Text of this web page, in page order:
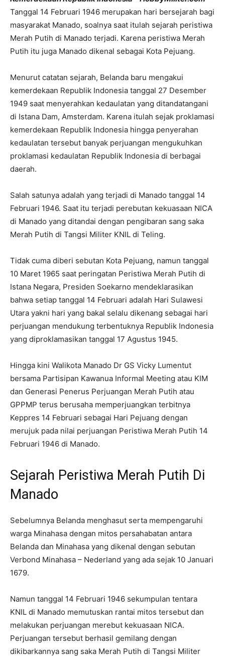
Tanggal 14 Februari 1946 merupakan hari bersejarah bagi
masyarakat Manado, soalnya saat itulah sejarah peristiwa
Merah Putih di Manado terjadi. Karena peristiwa Merah
Putih itu juga Manado dikenal sebagai Kota Pejuang.
Menurut catatan sejarah, Belanda baru mengakui
kemerdekaan Republik Indonesia tanggal 27 Desember
1949 saat menyerahkan kedaulatan yang ditandatangani
di Istana Dam, Amsterdam. Karena itulah sejak proklamasi
kemerdekaan Republik Indonesia hingga penyerahan
kedaulatan tersebut banyak perjuangan mengukuhkan
proklamasi kedaulatan Republik Indonesia di berbagai
daerah.
Salah satunya adalah yang terjadi di Manado tanggal 14
Februari 1946. Saat itu terjadi perebutan kekuasaan NICA
di Manado yang ditandai dengan pengibaran sang saka
Merah Putih di Tangsi Militer KNIL di Teling.
Tidak cuma diberi sebutan Kota Pejuang, namun tanggal
10 Maret 1965 saat peringatan Peristiwa Merah Putih di
Istana Negara, Presiden Soekarno mendeklarasikan
bahwa setiap tanggal 14 Februari adalah Hari Sulawesi
Utara yakni hari yang bakal selalu dikenang sebagai hari
perjuangan mendukung terbentuknya Republik Indonesia
yang diproklamasikan tanggal 17 Agustus 1945.
Hingga kini Walikota Manado Dr GS Vicky Lumentut
bersama Partisipan Kawanua Informal Meeting atau KIM
dan Generasi Penerus Perjuangan Merah Putih atau
GPPMP terus berusaha memperjuangkan terbitnya
Keppres 14 Februari sebagai Hari Pejuang dengan
merujuk pada nilai perjuangan Peristiwa Merah Putih 14
Februari 1946 di Manado.
Sejarah Peristiwa Merah Putih Di
Manado
Sebelumnya Belanda menghasut serta mempengaruhi
warga Minahasa dengan mitos persahabatan antara
Belanda dan Minahasa yang dikenal dengan sebutan
Verbond Minahasa – Nederland yang ada sejak 10 Januari
1679.
Namun tanggal 14 Februari 1946 sekumpulan tentara
KNIL di Manado memutuskan rantai mitos tersebut dan
melakukan perjuangan merebut kekuasaan NICA.
Perjuangan tersebut berhasil gemilang dengan
dikibarkannya sang saka Merah Putih di Tangsi Militer